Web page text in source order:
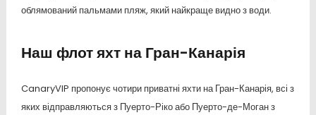
облямований пальмами пляж, який найкраще видно з води.
Наш флот яхт на Гран-Канарія
CanaryVIP пропонує чотири приватні яхти на Гран-Канарія, всі з
яких відправляються з Пуерто-Ріко або Пуерто-де-Моган з